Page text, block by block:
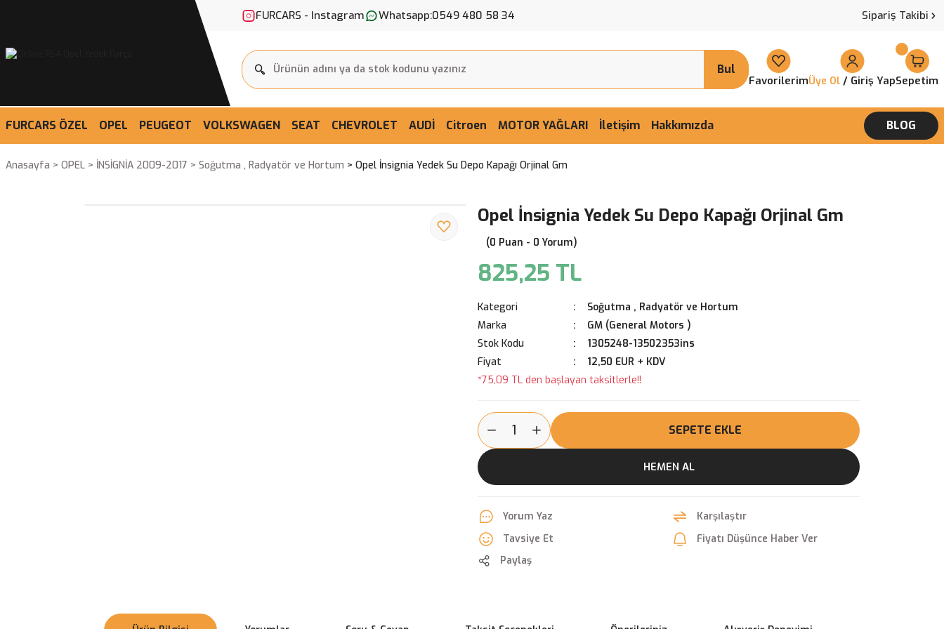
FURCARS - Instagram Whatsapp:0549 480 58 34 Sipariş Takibi
Bul
FavorilerimÜye Ol / Giriş YapSepetim
FURCARS ÖZEL OPEL PEUGEOT VOLKSWAGEN SEAT CHEVROLET AUDİ Citroen MOTOR YAĞLARI İletişim Hakkımızda BLOG
Anasayfa OPEL İNSİGNİA 2009-2017 Soğutma , Radyatör ve Hortum Opel İnsignia Yedek Su Depo Kapağı Orjinal Gm
Opel İnsignia Yedek Su Depo Kapağı Orjinal Gm
(0 Puan - 0 Yorum)
825,25 TL
Kategori
Soğutma , Radyatör ve Hortum
Marka
GM (General Motors )
Stok Kodu
1305248-13502353ins
Fiyat
12,50 EUR + KDV
*75,09 TL den başlayan taksitlerle!!
SEPETE EKLE
HEMEN AL
Yorum Yaz
Karşılaştır
Tavsiye Et
Fiyatı Düşünce Haber Ver
Paylaş